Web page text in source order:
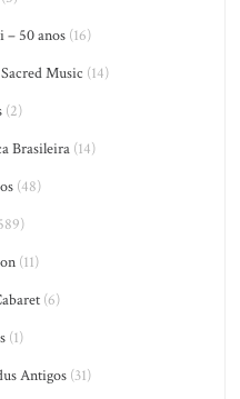
50 anos(16)
Music (14)
(2)
Brasileira(14)
(48)
(11)
(6)
(1)
Antigos (31)